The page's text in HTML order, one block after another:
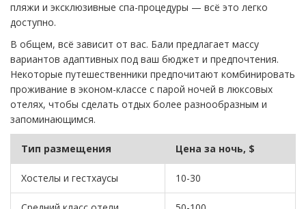
пляжи и эксклюзивные спа-процедуры — всё это легко
доступно.
В общем, всё зависит от вас. Бали предлагает массу
вариантов адаптивных под ваш бюджет и предпочтения.
Некоторые путешественники предпочитают комбинировать
проживание в эконом-классе с парой ночей в люксовых
отелях, чтобы сделать отдых более разнообразным и
запоминающимся.
Тип размещения Цена за ночь, $
Хостелы и гестхаусы 10-30